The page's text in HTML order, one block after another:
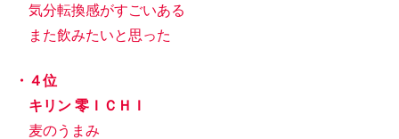
気分転換感がすごいある
また飲みたいと思った
・４位
キリン 零ＩＣＨＩ
麦のうまみ